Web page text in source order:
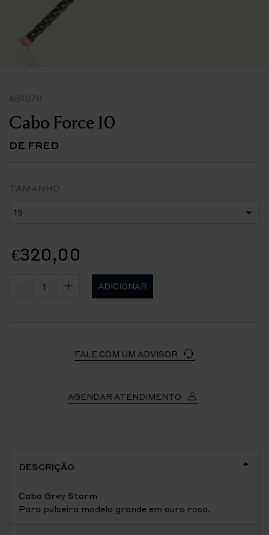
6B1070
Cabo Force 10
DE FRED
TAMANHO
€320,00
ADICIONAR
FALE COM UM ADVISOR
AGENDAR ATENDIMENTO
DESCRIÇÃO
Cabo Grey Storm
Para pulseira modelo grande em ouro rosa.